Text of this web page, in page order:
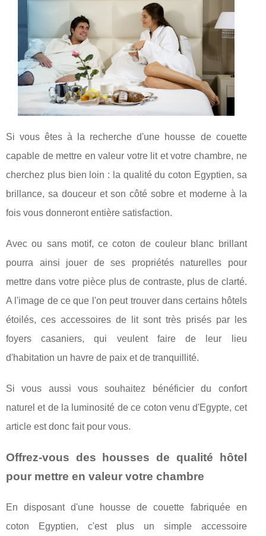
Si vous êtes à la recherche d'une housse de couette
capable de mettre en valeur votre lit et votre chambre, ne
cherchez plus bien loin : la qualité du coton Egyptien, sa
brillance, sa douceur et son côté sobre et moderne à la
fois vous donneront entière satisfaction.
Avec ou sans motif, ce coton de couleur blanc brillant
pourra ainsi jouer de ses propriétés naturelles pour
mettre dans votre pièce plus de contraste, plus de clarté.
A l'image de ce que l'on peut trouver dans certains hôtels
étoilés, ces accessoires de lit sont très prisés par les
foyers casaniers, qui veulent faire de leur lieu
d'habitation un havre de paix et de tranquillité.
Si vous aussi vous souhaitez bénéficier du confort
naturel et de la luminosité de ce coton venu d'Egypte, cet
article est donc fait pour vous.
Offrez-vous des housses de qualité hôtel
pour mettre en valeur votre chambre
En disposant d'une housse de couette fabriquée en
coton Egyptien, c'est plus un simple accessoire